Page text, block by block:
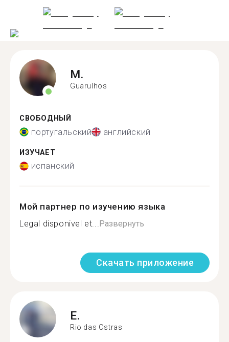
M.
Guarulhos
СВОБОДНЫЙ
португальский английский
ИЗУЧАЕТ
испанский
Мой партнер по изучению языка
Legal disponivel et...Развернуть
Скачать приложение
E.
Rio das Ostras